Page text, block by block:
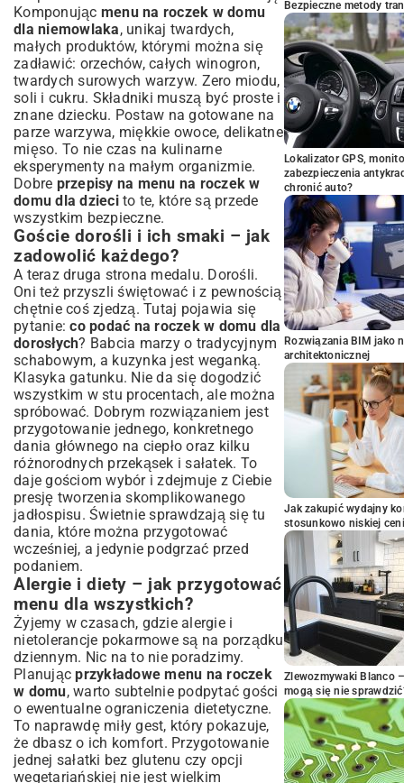
Komponując menu na roczek w domu
dla niemowlaka, unikaj twardych,
małych produktów, którymi można się
zadławić: orzechów, całych winogron,
twardych surowych warzyw. Zero miodu,
soli i cukru. Składniki muszą być proste i
znane dziecku. Postaw na gotowane na
parze warzywa, miękkie owoce, delikatne
mięso. To nie czas na kulinarne
eksperymenty na małym organizmie.
Dobre przepisy na menu na roczek w
domu dla dziecito te, które są przede
wszystkim bezpieczne.
Goście dorośli i ich smaki – jak
zadowolić każdego?
A teraz druga strona medalu. Dorośli.
Oni też przyszli świętować i z pewnością
chętnie coś zjedzą. Tutaj pojawia się
pytanie:co podać na roczek w domu dla
dorosłych? Babcia marzy o tradycyjnym
schabowym, a kuzynka jest weganką.
Klasyka gatunku. Nie da się dogodzić
wszystkim w stu procentach, ale można
spróbować. Dobrym rozwiązaniem jest
przygotowanie jednego, konkretnego
dania głównego na ciepło oraz kilku
różnorodnych przekąsek i sałatek. To
daje gościom wybór i zdejmuje z Ciebie
presję tworzenia skomplikowanego
jadłospisu. Świetnie sprawdzają się tu
dania, które można przygotować
wcześniej, a jedynie podgrzać przed
podaniem.
Alergie i diety – jak przygotować
menu dla wszystkich?
Żyjemy w czasach, gdzie alergie i
nietolerancje pokarmowe są na porządku
dziennym. Nic na to nie poradzimy.
Planującprzykładowe menu na roczek
w domu, warto subtelnie podpytać gości
o ewentualne ograniczenia dietetyczne.
To naprawdę miły gest, który pokazuje,
że dbasz o ich komfort. Przygotowanie
jednej sałatki bez glutenu czy opcji
wegetariańskiej nie jest wielkim
Bezpieczne metody
Lokalizator GPS,
zabezpieczenia
chronić auto?
Rozwiązania BIM jako
architektonicznej
Jak zakupić wydajny
stosunkowo niskiej
Zlewozmywaki Blanco
mogą się nie